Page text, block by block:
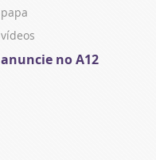
papa
vídeos
anuncie no A12